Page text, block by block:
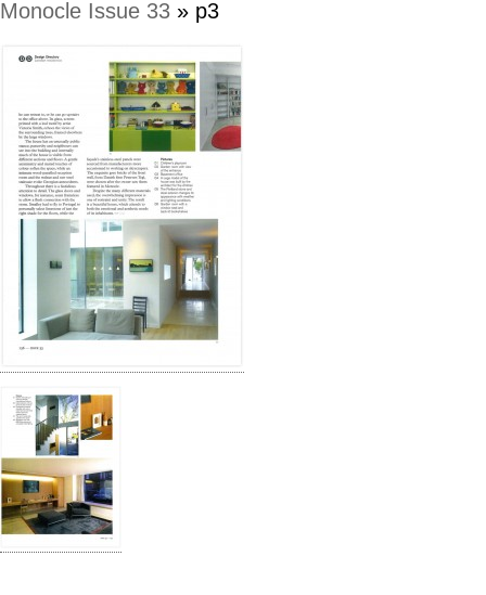
Monocle Issue 33 » p3